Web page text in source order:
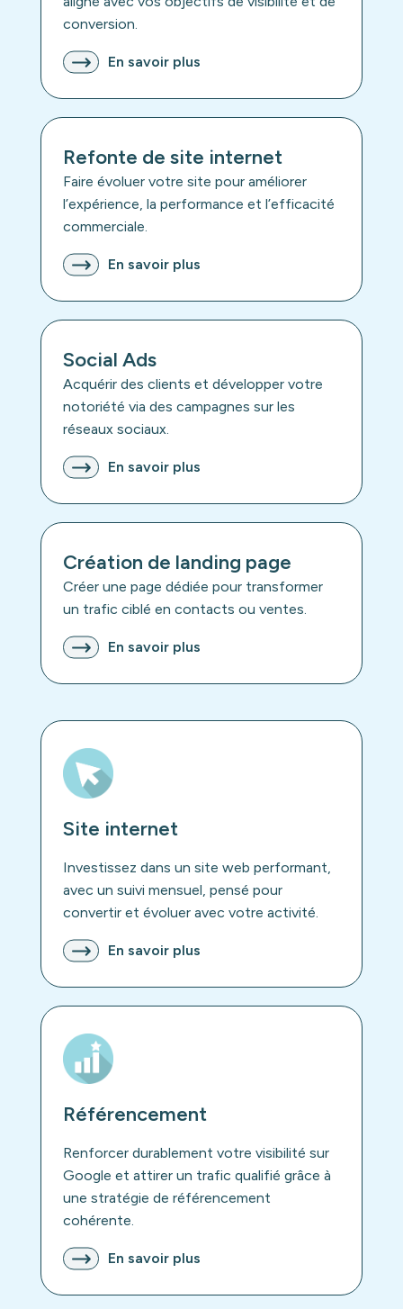
conversion.
En savoir plus
Refonte de site internet
Faire évoluer votre site pour améliorer
l’expérience, la performance et l’efficacité
commerciale.
En savoir plus
Social Ads
Acquérir des clients et développer votre
notoriété via des campagnes sur les
réseaux sociaux.
En savoir plus
Création de landing page
Créer une page dédiée pour transformer
un trafic ciblé en contacts ou ventes.
En savoir plus
Site internet
Investissez dans un site web performant,
avec un suivi mensuel, pensé pour
convertir et évoluer avec votre activité.
En savoir plus
Référencement
Renforcer durablement votre visibilité sur
Google et attirer un trafic qualifié grâce à
une stratégie de référencement
cohérente.
En savoir plus